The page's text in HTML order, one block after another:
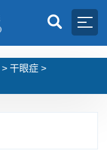
> 干眼症 >